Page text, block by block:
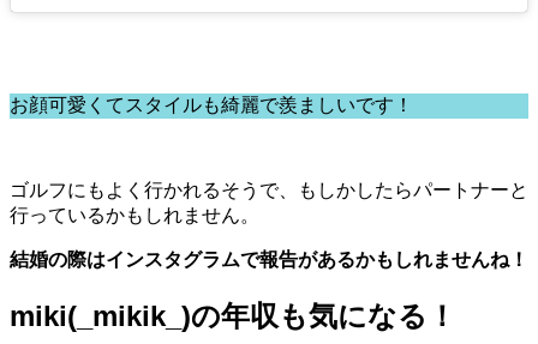
お顔可愛くてスタイルも綺麗で羨ましいです！
ゴルフにもよく行かれるそうで、もしかしたらパートナーと
行っているかもしれません。
結婚の際はインスタグラムで報告があるかもしれませんね！
miki(_mikik_)の年収も気になる！